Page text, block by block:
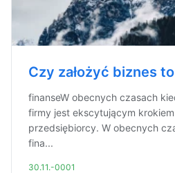
Czy założyć biznes
finanseW obecnych czasach
firmy jest ekscytującym
przedsiębiorcy. W obecnych
fina...
30.11.-0001